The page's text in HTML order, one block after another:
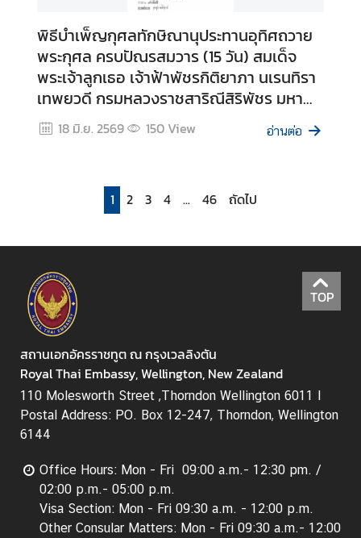
น
ไ
ท
ย
พิธีบำเพ็ญกุศลทักษิณานุประทานอุทิศถวาย
พระกุศล ครบปัณรสมวาร (15 วัน) สมเด็จ
พระเจ้าลูกเธอ เจ้าฟ้าพัชรกิติยาภา นเรนทิรา
เทพยวดี กรมหลวงราชสาริณีสิริพัชร มหา
วัชรราชธิดา วันพฤหัสบดีที่ 25 มิถุนายน
2569 ณ วัดธรรมประทีป กรุงเวลลิงตัน
18 มิ.ย. 2569 150View อ่านต่อ
1 2 3 4 ... 46 ถัดไป
TOP
สถานเอกอัครราชทูต ณ กรุงเวลลิงตัน
Royal Thai Embassy, Wellington, New Zealand
110 Molesworth Street ,Thorndon Wellington 6011 I
Postal Address: PO. Box 12-247, Thorndon, Wellington
6144
Office Hours: Mon - Fri 09:00 a.m.- 12:30 pm. /
02:00 p.m.- 05:00 p.m.
Visa Section: Mon - Fri 09:30 a.m. - 12:00 p.m.
Other Consular Matters: Mon - Fri 09:30 a.m.- 12:00